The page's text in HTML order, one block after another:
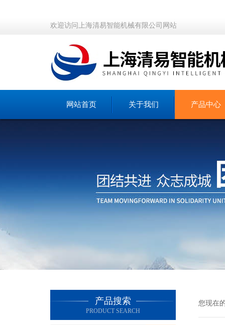
欢迎访问上海清易智能机械有限公司网站
网站首页 关于我们 产品中心
产品搜索
PRODUCT SEARCH
您现在